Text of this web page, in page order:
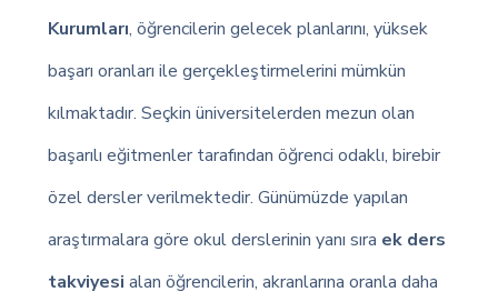
Kurumları, öğrencilerin gelecek planlarını, yüksek
başarı oranları ile gerçekleştirmelerini mümkün
kılmaktadır. Seçkin üniversitelerden mezun olan
başarılı eğitmenler tarafından öğrenci odaklı, birebir
özel dersler verilmektedir. Günümüzde yapılan
araştırmalara göre okul derslerinin yanı sıra ek ders
takviyesi alan öğrencilerin, akranlarına oranla daha